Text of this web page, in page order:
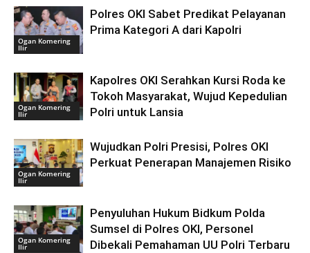
Ogan Komering
Ilir
Polres OKI Sabet Predikat Pelayanan
Prima Kategori A dari Kapolri
Ogan Komering
Ilir
Kapolres OKI Serahkan Kursi Roda ke
Tokoh Masyarakat, Wujud Kepedulian
Polri untuk Lansia
Ogan Komering
Ilir
Wujudkan Polri Presisi, Polres OKI
Perkuat Penerapan Manajemen Risiko
Ogan Komering
Ilir
Penyuluhan Hukum Bidkum Polda
Sumsel di Polres OKI, Personel
Dibekali Pemahaman UU Polri Terbaru